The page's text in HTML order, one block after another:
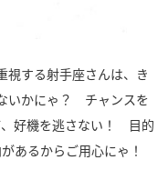
する射手座さんは、き
いかにゃ？ チャンスを
、好機を逃さない！ 目的
あるからご用心にゃ！